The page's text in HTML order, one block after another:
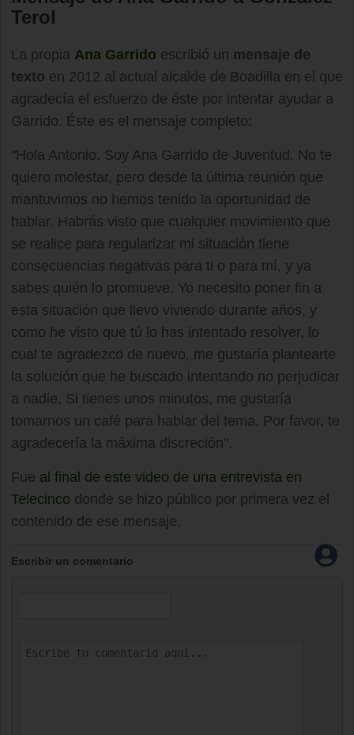
Terol
La propia Ana Garrido escribió un mensaje de
texto en 2012 al actual alcalde de Boadilla en el que
agradecía el esfuerzo de éste por intentar ayudar a
Garrido. Éste es el mensaje completo:
"Hola Antonio. Soy Ana Garrido de Juventud. No te
quiero molestar, pero desde la última reunión que
mantuvimos no hemos tenido la oportunidad de
hablar. Habrás visto que cualquier movimiento que
se realice para regularizar mi situación tiene
consecuencias negativas para ti o para mí, y ya
sabes quién lo promueve. Yo necesito poner fin a
esta situación que llevo viviendo durante años, y
como he visto que tú lo has intentado resolver, lo
cual te agradezco de nuevo, me gustaría plantearte
la solución que he buscado intentando no perjudicar
a nadie. Si tienes unos minutos, me gustaría
tomarnos un café para hablar del tema. Por favor, te
agradecería la máxima discreción".
Fue al final de este video de una entrevista en
Telecinco donde se hizo público por primera vez el
contenido de ese mensaje.
Escribir un comentario